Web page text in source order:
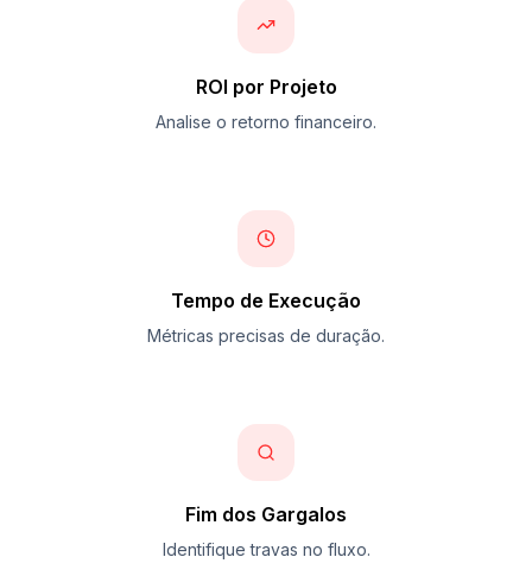
ROI por Projeto
Analise o retorno financeiro.
Tempo de Execução
Métricas precisas de duração.
Fim dos Gargalos
Identifique travas no fluxo.